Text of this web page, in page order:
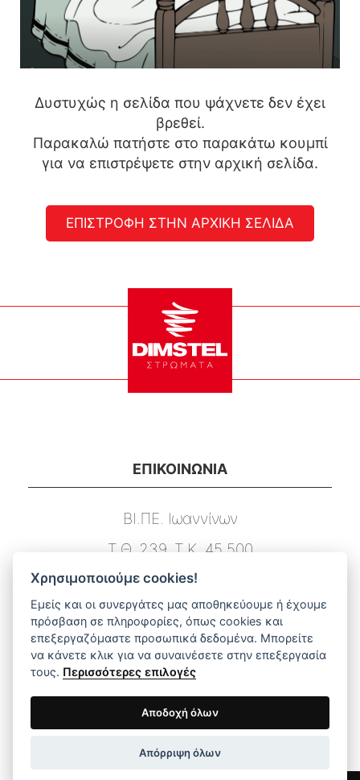
Δυστυχώς η σελίδα που ψάχνετε δεν έχει
βρεθεί.
Παρακαλώ πατήστε στο παρακάτω κουμπί
για να επιστρέψετε στην αρχική σελίδα.
ΕΠΙΣΤΡΟΦΗ ΣΤΗΝ ΑΡΧΙΚΗ ΣΕΛΙΔΑ
ΕΠΙΚΟΙΝΩΝΙΑ
ΒΙ.ΠΕ. Ιωαννίνων
Τ.Θ. 239, Τ.Κ. 45 500
Τ. 26510 03131
F. 26510 03133
E. info@dimstel.gr
ΑΜΕΣΗ ΠΛΟΗΓΗΣΗ ΣΤΟ ΜΕΝΟΥ
Χρησιμοποιούμε cookies!
Εμείς και οι συνεργάτες μας αποθηκεύουμε ή έχουμε
πρόσβαση σε πληροφορίες, όπως cookies και
επεξεργαζόμαστε προσωπικά δεδομένα. Μπορείτε
να κάνετε κλικ για να συναινέσετε στην επεξεργασία
τους. Περισσότερες επιλογές
Αποδοχή όλων
Απόρριψη όλων